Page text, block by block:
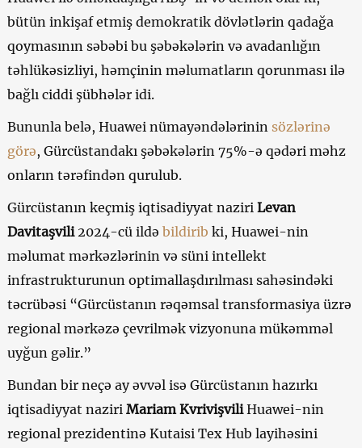
bütün inkişaf etmiş demokratik dövlətlərin qadağa
qoymasının səbəbi bu şəbəkələrin və avadanlığın
təhlükəsizliyi, həmçinin məlumatların qorunması ilə
bağlı ciddi şübhələr idi.
Bununla belə, Huawei nümayəndələrinin sözlərinə
görə, Gürcüstandakı şəbəkələrin 75%-ə qədəri məhz
onların tərəfindən qurulub.
Gürcüstanın keçmiş iqtisadiyyat naziri Levan
Davitaşvili2024-cü ildə bildirib ki, Huawei-nin
məlumat mərkəzlərinin və süni intellekt
infrastrukturunun optimallaşdırılması sahəsindəki
təcrübəsi “Gürcüstanın rəqəmsal transformasiya üzrə
regional mərkəzə çevrilmək vizyonuna mükəmməl
uyğun gəlir.”
Bundan bir neçə ay əvvəl isə Gürcüstanın hazırkı
iqtisadiyyat naziri Mariam KvrivişviliHuawei-nin
regional prezidentinə Kutaisi Tex Hub layihəsini